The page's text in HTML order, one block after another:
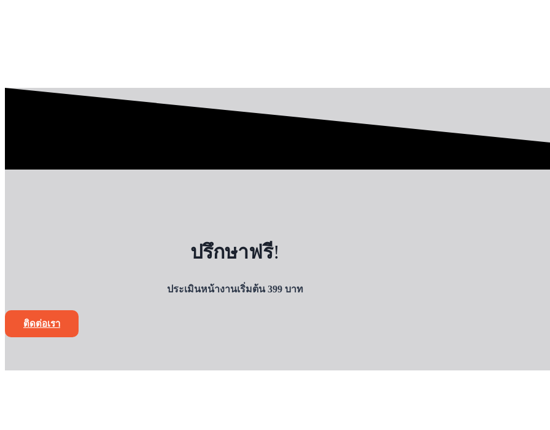
ปรึกษาฟรี!
ประเมินหน้างานเริ่มต้น 399 บาท
ติดต่อเรา